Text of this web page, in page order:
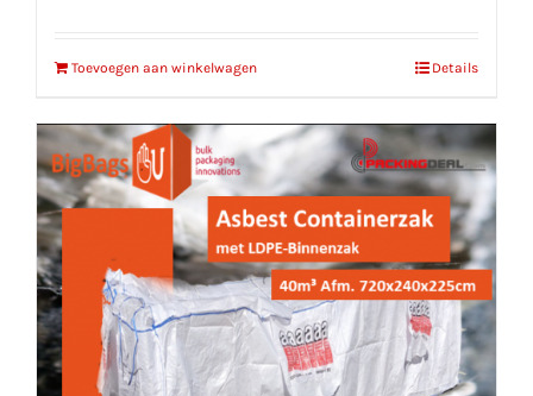
Toevoegen aan winkelwagen Details